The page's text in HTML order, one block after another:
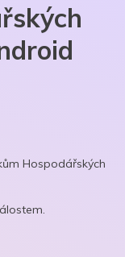
Hospodářských